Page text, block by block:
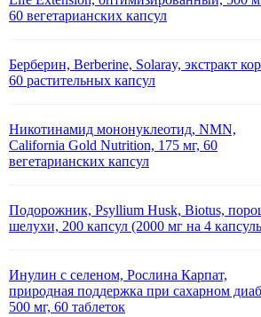
60 вегетарианских капсул
Берберин, Berberine, Solaray, экстракт
60 растительных капсул
Никотинамид мононуклеотид, NMN,
California Gold Nutrition, 175 мг, 60
вегетарианских капсул
Подорожник, Psyllium Husk, Biotus,
шелухи, 200 капсул (2000 мг на 4
Инулин с селеном, Рослина Карпат,
природная поддержка при сахарном
500 мг, 60 таблеток